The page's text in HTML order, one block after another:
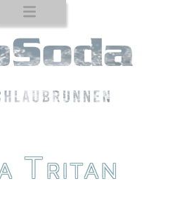
Startseite
Produkte
Tritan